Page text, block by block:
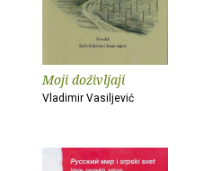
Moji doživljaji
Vladimir Vasiljević